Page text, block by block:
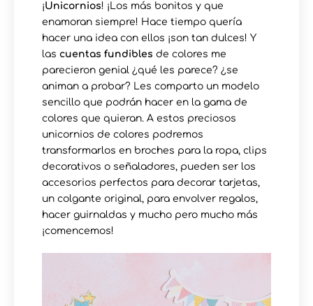
¡Unicornios! ¡Los más bonitos y que
enamoran siempre! Hace tiempo quería
hacer una idea con ellos ¡son tan dulces! Y
las cuentas fundibles de colores me
parecieron genial ¿qué les parece? ¿se
animan a probar? Les comparto un modelo
sencillo que podrán hacer en la gama de
colores que quieran. A estos preciosos
unicornios de colores podremos
transformarlos en broches para la ropa, clips
decorativos o señaladores, pueden ser los
accesorios perfectos para decorar tarjetas,
un colgante original, para envolver regalos,
hacer guirnaldas y mucho pero mucho más
¡comencemos!